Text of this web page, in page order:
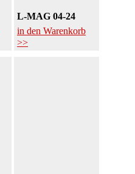
L-MAG 04-24
in den Warenkorb
>>